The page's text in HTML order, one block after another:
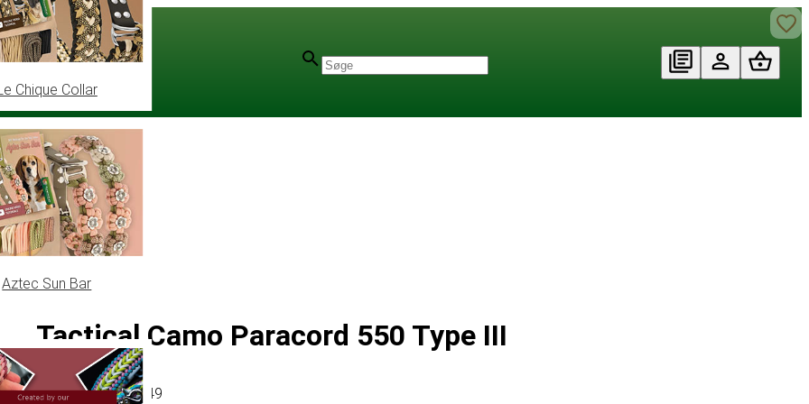
Chique Collar
Aztec Sun Bar
Tactical Camo Paracord 550 Type III
Artikel# MT010349